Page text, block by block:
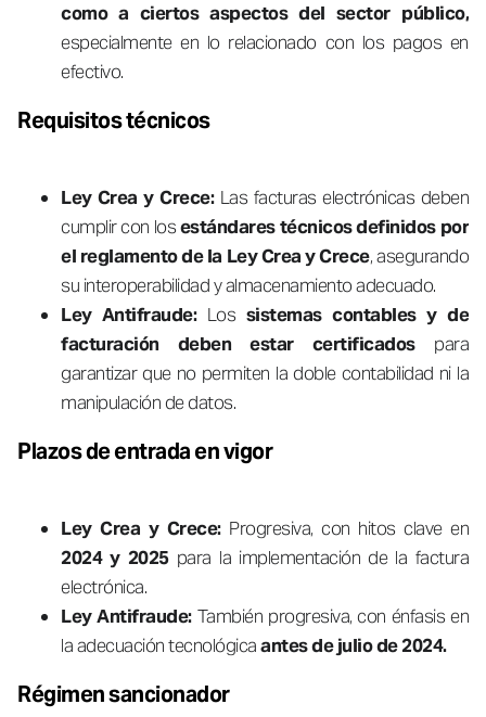
como a ciertos aspectos del sector público,
especialmente en lo relacionado con los pagos en
efectivo.
Requisitos técnicos
Ley Crea y Crece:Las facturas electrónicas deben
cumplir con losestándares técnicos definidos por
el reglamento de la Ley Crea y Crece, asegurando
su interoperabilidad y almacenamiento adecuado.
Ley Antifraude: Los sistemas contables y de
facturación deben estar certificados para
garantizar que no permiten la doble contabilidad ni la
manipulación de datos.
Plazos de entrada en vigor
Ley Crea y Crece: Progresiva, con hitos clave en
2024 y 2025 para la implementación de la factura
electrónica.
Ley Antifraude:También progresiva, con énfasis en
la adecuación tecnológicaantes de julio de 2024.
Régimen sancionador